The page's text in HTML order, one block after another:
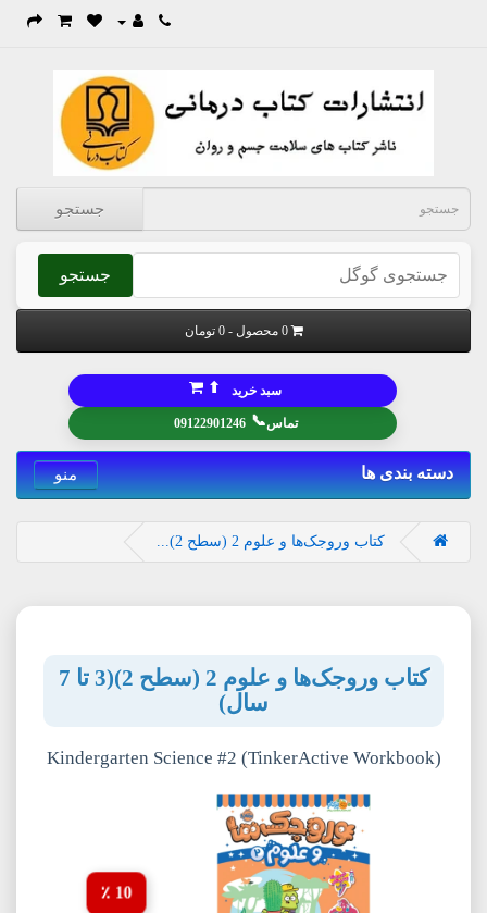
جستجو
جستجو
0 محصول - 0 تومان
تماس📞
09122901246
سبد خرید ⬆
دسته بندی ها منو
کتاب وروجک‌ها و علوم 2 (سطح 2)...
کتاب وروجک‌ها و علوم 2 (سطح 2)(3 تا 7
سال)
Kindergarten Science #2 (TinkerActive Workbook)
10 ٪